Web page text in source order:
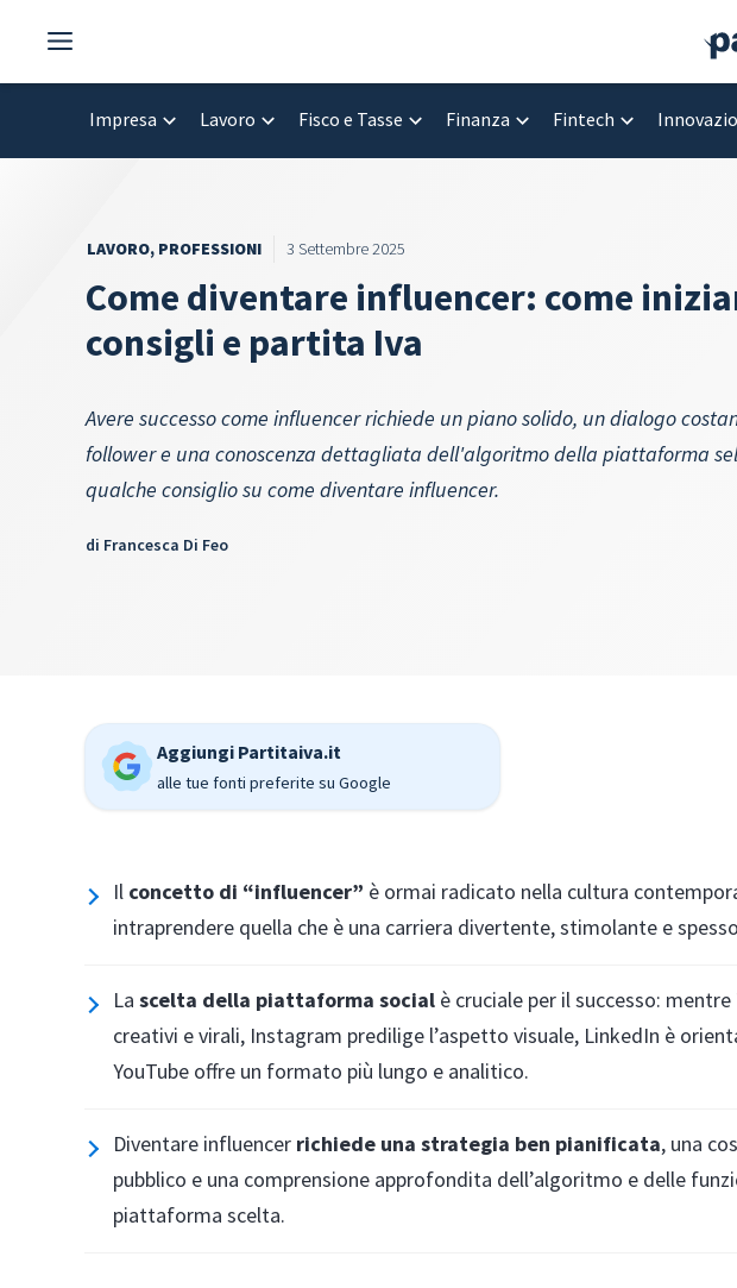
contenuto
Impresa Lavoro Fisco e Tasse Finanza Fintech
LAVORO, PROFESSIONI 3 Settembre 2025
Come diventare influencer: come
consigli e partita Iva
Avere successo come influencer richiede un piano solido, un dialogo
follower e una conoscenza dettagliata dell'algoritmo della piattaforma
qualche consiglio su come diventare influencer.
di Francesca Di Feo
Aggiungi Partitaiva.it
alle tue fonti preferite su Google
Il concetto di “influencer” è ormai radicato nella cultura
intraprendere quella che è una carriera divertente, stimolante e
La scelta della piattaforma social è cruciale per il successo:
creativi e virali, Instagram predilige l’aspetto visuale, LinkedIn è
YouTube offre un formato più lungo e analitico.
Diventare influencer richiede una strategia ben pianificata, una
pubblico e una comprensione approfondita dell’algoritmo e delle
piattaforma scelta.